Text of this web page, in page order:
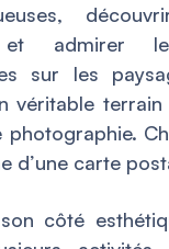
et admirer
sur les
véritable
photographie.
d’une carte
côté